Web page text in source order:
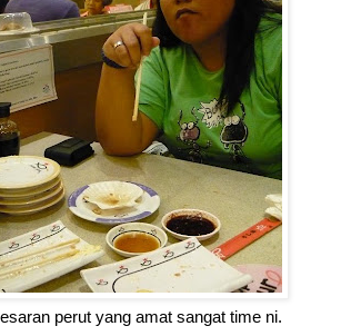
perut yang amat sangat time ni.